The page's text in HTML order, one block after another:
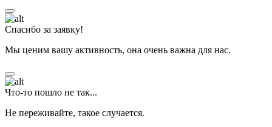
Спасибо за заявку!
Мы ценим вашу активность, она очень важна для нас.
Что-то пошло не так...
Не переживайте, такое случается.